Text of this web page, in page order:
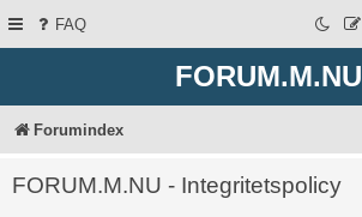
FAQ
FORUM.M.NU
Forumindex
FORUM.M.NU - Integritetspolicy